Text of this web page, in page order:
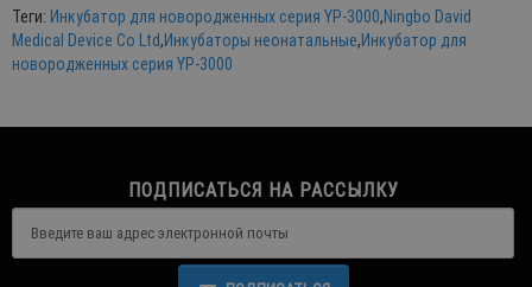
Теги: Инкубатор для новородженных серия YP-3000,Ningbo David
Medical Device Co Ltd,Инкубаторы неонатальные,Инкубатор для
новородженных серия YP-3000
ПОДПИСАТЬСЯ НА РАССЫЛКУ